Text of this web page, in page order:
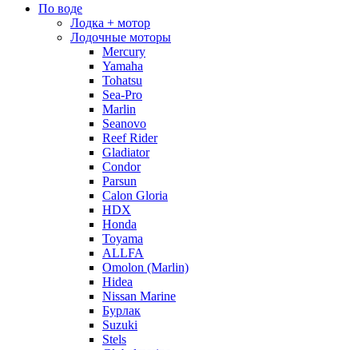
По воде
Лодка + мотор
Лодочные моторы
Mercury
Yamaha
Tohatsu
Sea-Pro
Marlin
Seanovo
Reef Rider
Gladiator
Condor
Parsun
Calon Gloria
HDX
Honda
Toyama
ALLFA
Omolon (Marlin)
Hidea
Nissan Marine
Бурлак
Suzuki
Stels